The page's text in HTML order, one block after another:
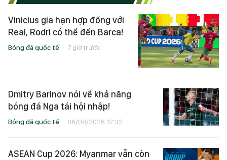
Vinicius gia hạn hợp đồng với
Real, Rodri có thể đến Barca!
Bóng đá quốc tế 7 giờ trước
Dmitry Barinov nói về khả năng
bóng đá Nga tái hội nhập!
Bóng đá quốc tế 06/08/2026 12:32
ASEAN Cup 2026: Myanmar vẫn còn